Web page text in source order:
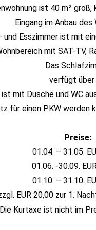
ist 40 m²
Eingang im Anbau des
und Esszimmer ist mit
mit SAT-TV,
Das
verfügt über
mit Dusche und WC
für einen PKW werden
Preise:
01.04. – 31.05.
01.06. -30.09.
01.10. – 31.10.
EUR 20,00 zur 1.
Kurtaxe ist nicht im